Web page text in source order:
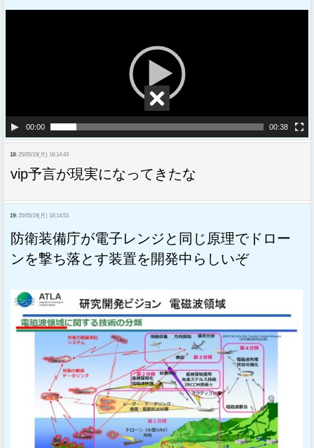
ヤ
ー
00:00 00:38
18: 25/05/19(月) 18:14:43
vip予言が現実になってきたな
19: 25/05/19(月) 18:14:53
防衛装備庁が電子レンジと同じ原理でドロー
ンを撃ち落とす装置を開発中らしいぞ